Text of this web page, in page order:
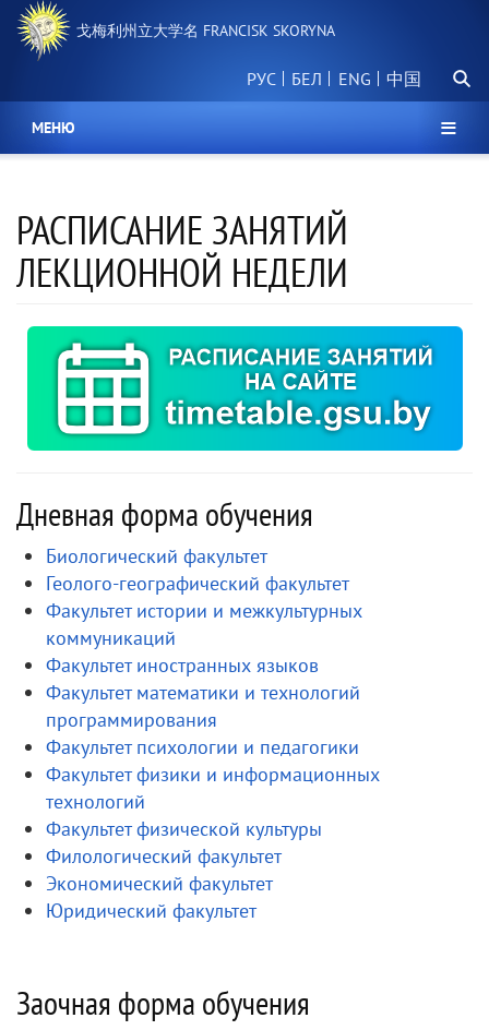
要
戈梅利州立大学名 FRANCISK SKORYNA
РУС БЕЛ 中国
搜
МЕНЮ
РАСПИСАНИЕ ЗАНЯТИЙ
ЛЕКЦИОННОЙ НЕДЕЛИ
Дневная форма обучения
Биологический факультет
Геолого-географический факультет
Факультет истории и межкультурных
коммуникаций
Факультет иностранных языков
Факультет математики и технологий
программирования
Факультет психологии и педагогики
Факультет физики и информационных
технологий
Факультет физической культуры
Филологический факультет
Экономический факультет
Юридический факультет
Заочная форма обучения